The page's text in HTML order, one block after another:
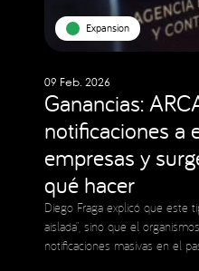
Expansion
09 Feb. 2026
Ganancias:
notificaciones a
empresas y
qué hacer
Diego Fraga explicó que este
aislada”, sino que el
notificaciones masivas en el